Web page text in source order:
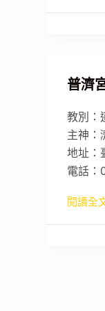
普濟
教別：
主神：
地址：
電話
閱讀全